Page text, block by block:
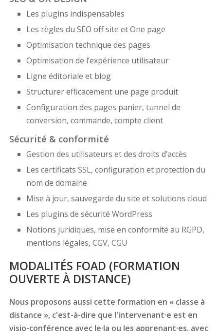
Les plugins indispensables
Les règles du SEO off site et One page
Optimisation technique des pages
Optimisation de l’expérience utilisateur
Ligne éditoriale et blog
Structurer efficacement une page produit
Configuration des pages panier, tunnel de
conversion, commande, compte client
Sécurité & conformité
Gestion des utilisateurs et des droits d’accès
Les certificats SSL, configuration et protection du
nom de domaine
Mise à jour, sauvegarde du site et solutions cloud
Les plugins de sécurité WordPress
Notions juridiques, mise en conformité au RGPD,
mentions légales, CGV, CGU
MODALITÉS FOAD (FORMATION
OUVERTE À DISTANCE)
Nous proposons aussi cette formation en « classe à
distance », c'est-à-dire que l'intervenant·e est en
visio-conférence avec le·la ou les apprenant·es, avec